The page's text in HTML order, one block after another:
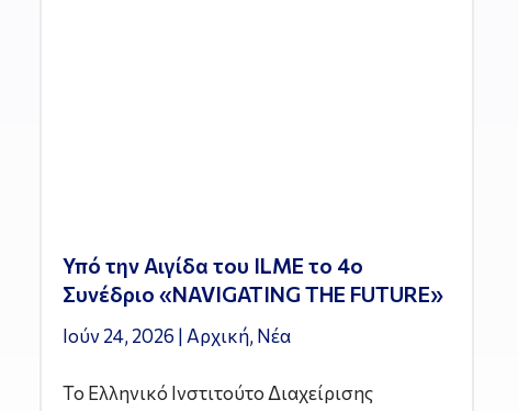
Υπό την Αιγίδα του ILME το 4ο
Συνέδριο «NAVIGATING THE FUTURE»
Ιούν 24, 2026 | Αρχική, Νέα
Το Ελληνικό Ινστιτούτο Διαχείρισης